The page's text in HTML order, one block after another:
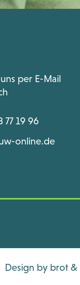
per E-Mail
77 19 96
online.de
Design by brot &